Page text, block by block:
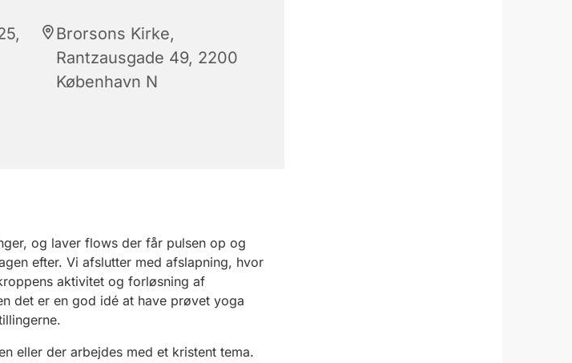
Brorsons Kirke,
Rantzausgade 49, 2200
København N
og laver flows der får pulsen op og
efter. Vi afslutter med afslapning, hvor
aktivitet og forløsning af
det er en god idé at have prøvet yoga
eller der arbejdes med et kristent tema.